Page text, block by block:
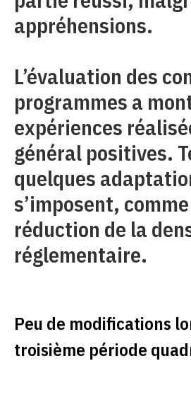
appréhensions.
L’évaluation des
programmes a
expériences
général positives.
quelques
s’imposent,
réduction de la
réglementaire.
Peu de modifications
troisième période